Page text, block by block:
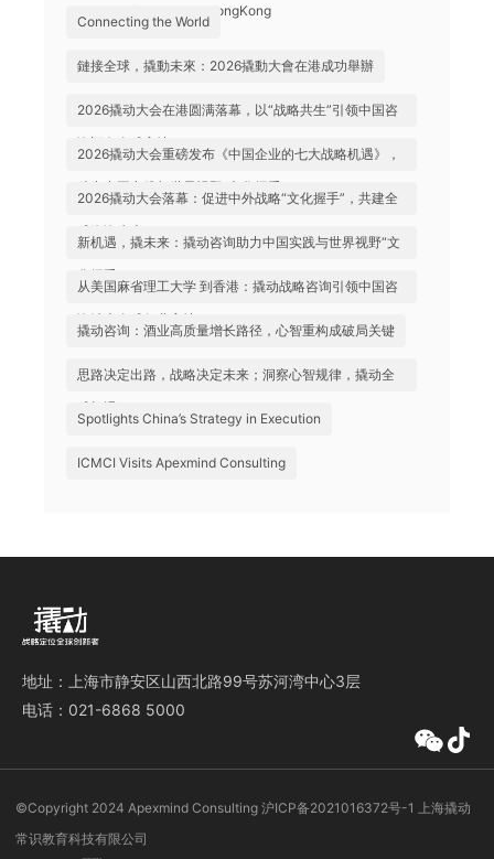
Successfully Held in HongKong
Connecting the World
鏈接全球，撬動未來：2026撬動大會在港成功舉辦
2026撬动大会在港圆满落幕，以“战略共生”引领中国咨
询迈向全球高地
2026撬动大会重磅发布《中国企业的七大战略机遇》，
助力中国实践与世界视野“文化握手”
2026撬动大会落幕：促进中外战略“文化握手”，共建全
球咨询生态
新机遇，撬未来：撬动咨询助力中国实践与世界视野“文
化握手”
从美国麻省理工大学 到香港：撬动战略咨询引领中国咨
询站上全球行业高地
撬动咨询：酒业高质量增长路径，心智重构成破局关键
思路决定出路，战略决定未来；洞察心智规律，撬动全
球机遇
Spotlights China’s Strategy in Execution
ICMCI Visits Apexmind Consulting
地址：上海市静安区山西北路99号苏河湾中心3层
电话：021-6868 5000
©️Copyright 2024 Apexmind Consulting 沪ICP备2021016372号-1 上海撬动
常识教育科技有限公司